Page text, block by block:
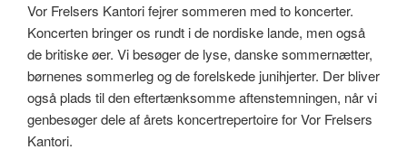
Vor Frelsers Kantori fejrer sommeren med to koncerter.
Koncerten bringer os rundt i de nordiske lande, men også
de britiske øer. Vi besøger de lyse, danske sommernætter,
børnenes sommerleg og de forelskede junihjerter. Der bliver
også plads til den eftertænksomme aftenstemningen, når vi
genbesøger dele af årets koncertrepertoire for Vor Frelsers
Kantori.